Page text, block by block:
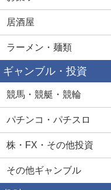
居酒屋
ラーメン・麺類
ギャンブル・投資
競馬・競艇・競輪
パチンコ・パチスロ
株・FX・その他投資
その他ギャンブル